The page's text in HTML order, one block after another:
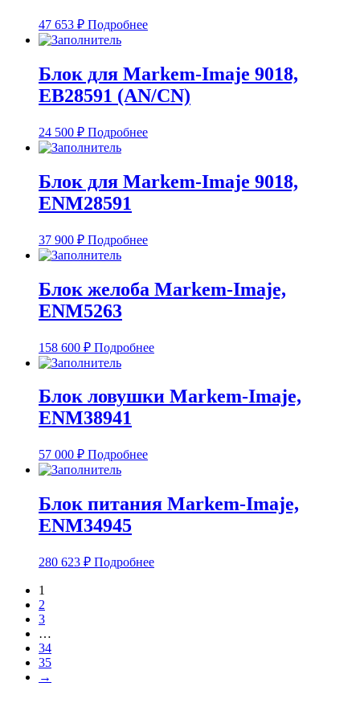
47 653 ₽ Подробнее
Блок для Markem-Imaje 9018,
EB28591 (AN/CN)
24 500 ₽ Подробнее
Блок для Markem-Imaje 9018,
ENM28591
37 900 ₽ Подробнее
Блок желоба Markem-Imaje,
ENM5263
158 600 ₽ Подробнее
Блок ловушки Markem-Imaje,
ENM38941
57 000 ₽ Подробнее
Блок питания Markem-Imaje,
ENM34945
280 623 ₽ Подробнее
1
2
3
…
34
35
→